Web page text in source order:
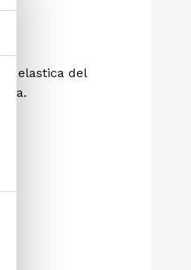
elastica del